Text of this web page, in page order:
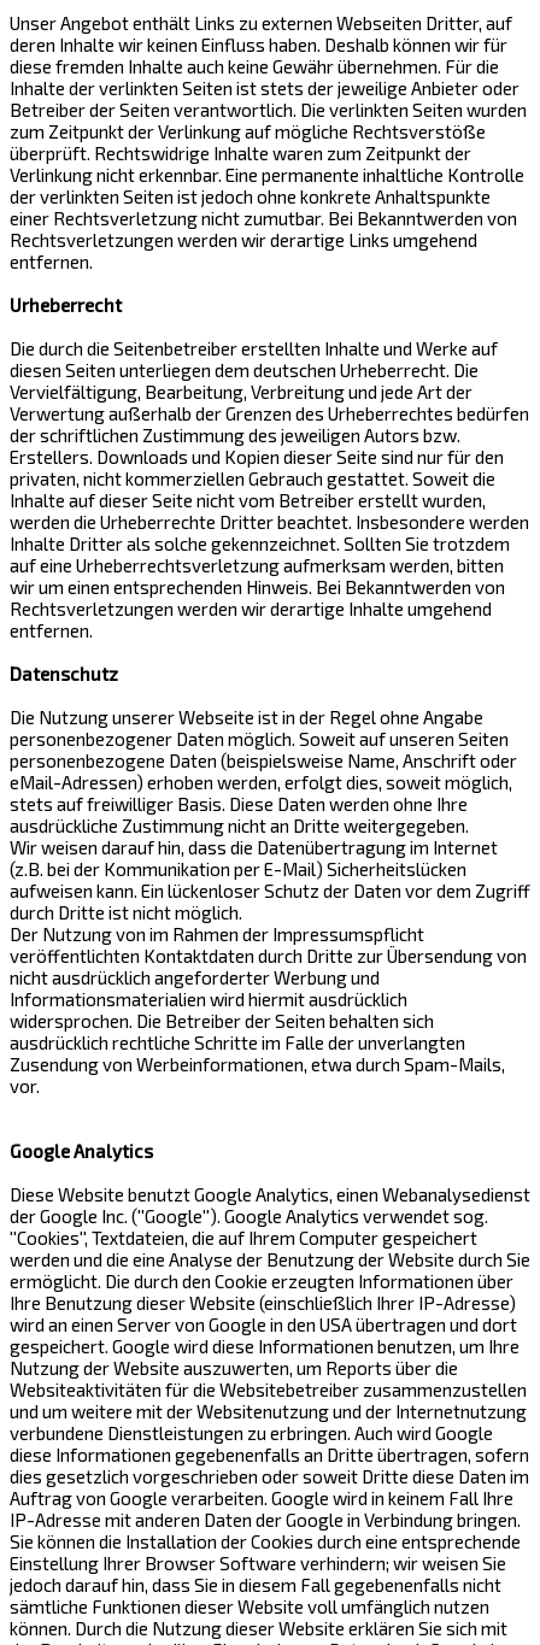
Unser Angebot enthält Links zu externen Webseiten Dritter, auf
deren Inhalte wir keinen Einfluss haben. Deshalb können wir für
diese fremden Inhalte auch keine Gewähr übernehmen. Für die
Inhalte der verlinkten Seiten ist stets der jeweilige Anbieter oder
Betreiber der Seiten verantwortlich. Die verlinkten Seiten wurden
zum Zeitpunkt der Verlinkung auf mögliche Rechtsverstöße
überprüft. Rechtswidrige Inhalte waren zum Zeitpunkt der
Verlinkung nicht erkennbar. Eine permanente inhaltliche Kontrolle
der verlinkten Seiten ist jedoch ohne konkrete Anhaltspunkte
einer Rechtsverletzung nicht zumutbar. Bei Bekanntwerden von
Rechtsverletzungen werden wir derartige Links umgehend
entfernen.
Urheberrecht
Die durch die Seitenbetreiber erstellten Inhalte und Werke auf
diesen Seiten unterliegen dem deutschen Urheberrecht. Die
Vervielfältigung, Bearbeitung, Verbreitung und jede Art der
Verwertung außerhalb der Grenzen des Urheberrechtes bedürfen
der schriftlichen Zustimmung des jeweiligen Autors bzw.
Erstellers. Downloads und Kopien dieser Seite sind nur für den
privaten, nicht kommerziellen Gebrauch gestattet. Soweit die
Inhalte auf dieser Seite nicht vom Betreiber erstellt wurden,
werden die Urheberrechte Dritter beachtet. Insbesondere werden
Inhalte Dritter als solche gekennzeichnet. Sollten Sie trotzdem
auf eine Urheberrechtsverletzung aufmerksam werden, bitten
wir um einen entsprechenden Hinweis. Bei Bekanntwerden von
Rechtsverletzungen werden wir derartige Inhalte umgehend
entfernen.
Datenschutz
Die Nutzung unserer Webseite ist in der Regel ohne Angabe
personenbezogener Daten möglich. Soweit auf unseren Seiten
personenbezogene Daten (beispielsweise Name, Anschrift oder
eMail-Adressen) erhoben werden, erfolgt dies, soweit möglich,
stets auf freiwilliger Basis. Diese Daten werden ohne Ihre
ausdrückliche Zustimmung nicht an Dritte weitergegeben.
Wir weisen darauf hin, dass die Datenübertragung im Internet
(z.B. bei der Kommunikation per E-Mail) Sicherheitslücken
aufweisen kann. Ein lückenloser Schutz der Daten vor dem Zugriff
durch Dritte ist nicht möglich.
Der Nutzung von im Rahmen der Impressumspflicht
veröffentlichten Kontaktdaten durch Dritte zur Übersendung von
nicht ausdrücklich angeforderter Werbung und
Informationsmaterialien wird hiermit ausdrücklich
widersprochen. Die Betreiber der Seiten behalten sich
ausdrücklich rechtliche Schritte im Falle der unverlangten
Zusendung von Werbeinformationen, etwa durch Spam-Mails,
vor.
Google Analytics
Diese Website benutzt Google Analytics, einen Webanalysedienst
der Google Inc. (''Google''). Google Analytics verwendet sog.
''Cookies'', Textdateien, die auf Ihrem Computer gespeichert
werden und die eine Analyse der Benutzung der Website durch Sie
ermöglicht. Die durch den Cookie erzeugten Informationen über
Ihre Benutzung dieser Website (einschließlich Ihrer IP-Adresse)
wird an einen Server von Google in den USA übertragen und dort
gespeichert. Google wird diese Informationen benutzen, um Ihre
Nutzung der Website auszuwerten, um Reports über die
Websiteaktivitäten für die Websitebetreiber zusammenzustellen
und um weitere mit der Websitenutzung und der Internetnutzung
verbundene Dienstleistungen zu erbringen. Auch wird Google
diese Informationen gegebenenfalls an Dritte übertragen, sofern
dies gesetzlich vorgeschrieben oder soweit Dritte diese Daten im
Auftrag von Google verarbeiten. Google wird in keinem Fall Ihre
IP-Adresse mit anderen Daten der Google in Verbindung bringen.
Sie können die Installation der Cookies durch eine entsprechende
Einstellung Ihrer Browser Software verhindern; wir weisen Sie
jedoch darauf hin, dass Sie in diesem Fall gegebenenfalls nicht
sämtliche Funktionen dieser Website voll umfänglich nutzen
können. Durch die Nutzung dieser Website erklären Sie sich mit